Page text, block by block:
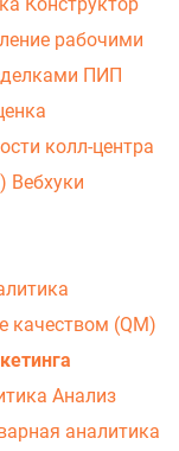
рабочими
ПИП
колл-центра
Вебхуки
качеством (QM)
Анализ
аналитика